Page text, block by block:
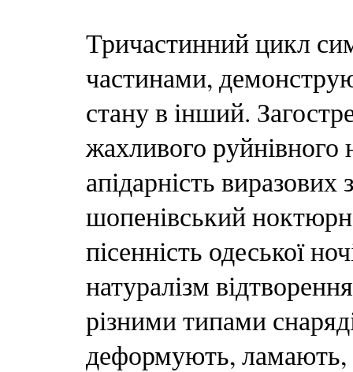
Тричастинний цикл
частинами,
стану в інший.
жахливого руйнівного
апідарність виразових
шопенівський
пісенність одеської
натуралізм
різними типами
деформують, ламають,